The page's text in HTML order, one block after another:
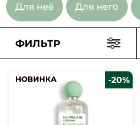
Для неё Для него
ФИЛЬТР
НОВИНКА
НОВИНКА -20%